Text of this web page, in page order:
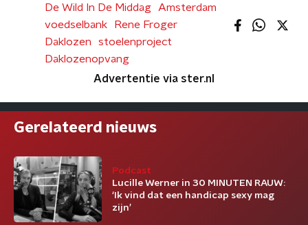
De Wild In De Middag
Amsterdam
voedselbank
Rene Froger
Daklozen
stoelenproject
Daklozenopvang
Advertentie via ster.nl
Gerelateerd nieuws
Podcast
Lucille Werner in 30 MINUTEN RAUW:
‘Ik vind dat een handicap sexy mag
zijn’